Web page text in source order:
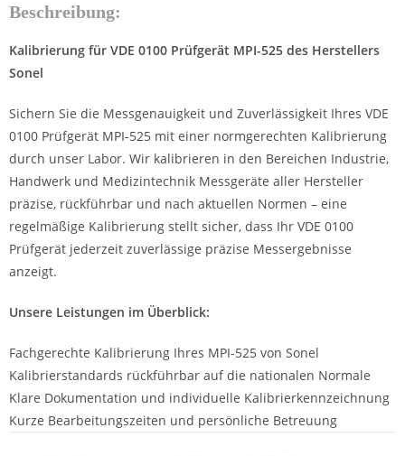
Beschreibung:
Kalibrierung für VDE 0100 Prüfgerät MPI-525 des Herstellers
Sonel
Sichern Sie die Messgenauigkeit und Zuverlässigkeit Ihres VDE
0100 Prüfgerät MPI-525 mit einer normgerechten Kalibrierung
durch unser Labor. Wir kalibrieren in den Bereichen Industrie,
Handwerk und Medizintechnik Messgeräte aller Hersteller
präzise, rückführbar und nach aktuellen Normen – eine
regelmäßige Kalibrierung stellt sicher, dass Ihr VDE 0100
Prüfgerät jederzeit zuverlässige präzise Messergebnisse
anzeigt.
Unsere Leistungen im Überblick:
Fachgerechte Kalibrierung Ihres MPI-525 von Sonel
Kalibrierstandards rückführbar auf die nationalen Normale
Klare Dokumentation und individuelle Kalibrierkennzeichnung
Kurze Bearbeitungszeiten und persönliche Betreuung